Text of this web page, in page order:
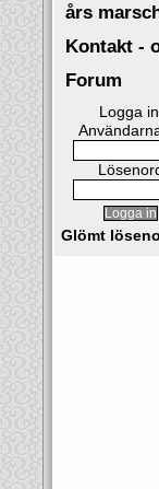
års
Kontakt -
Forum
Logga
Glömt